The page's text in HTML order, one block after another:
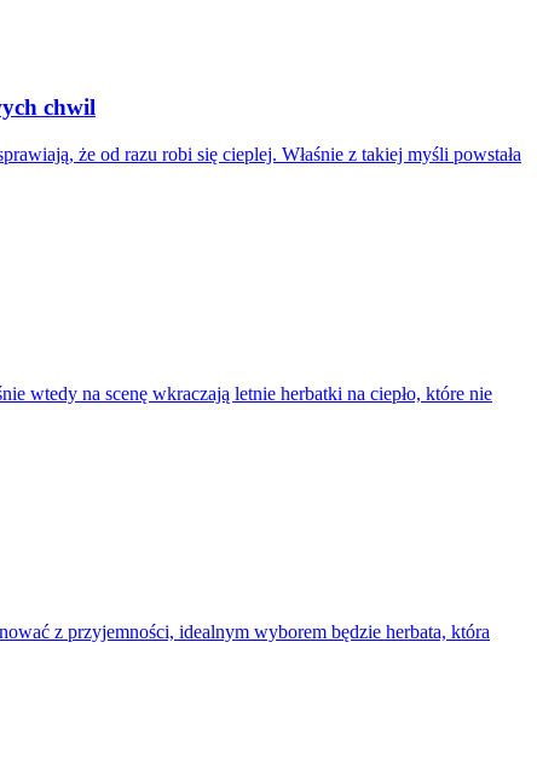
chwil
że od razu robi się cieplej. Właśnie z takiej myśli powstała
wtedy na scenę wkraczają letnie herbatki na ciepło, które nie
z przyjemności, idealnym wyborem będzie herbata, która